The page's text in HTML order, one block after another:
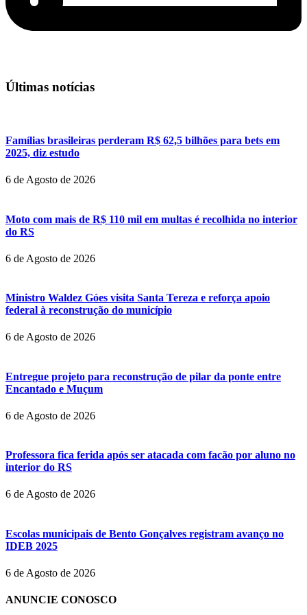
Últimas notícias
Famílias brasileiras perderam R$ 62,5 bilhões para bets em
2025, diz estudo
6 de Agosto de 2026
Moto com mais de R$ 110 mil em multas é recolhida no interior
do RS
6 de Agosto de 2026
Ministro Waldez Góes visita Santa Tereza e reforça apoio
federal à reconstrução do município
6 de Agosto de 2026
Entregue projeto para reconstrução de pilar da ponte entre
Encantado e Muçum
6 de Agosto de 2026
Professora fica ferida após ser atacada com facão por aluno no
interior do RS
6 de Agosto de 2026
Escolas municipais de Bento Gonçalves registram avanço no
IDEB 2025
6 de Agosto de 2026
ANUNCIE CONOSCO